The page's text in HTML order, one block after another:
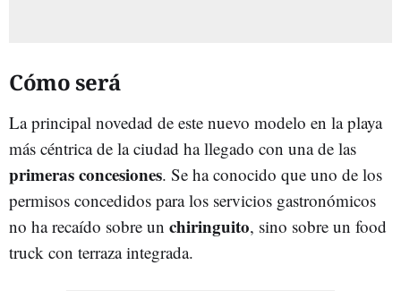
Cómo será
La principal novedad de este nuevo modelo en la playa
más céntrica de la ciudad ha llegado con una de las
primeras concesiones. Se ha conocido que uno de los
permisos concedidos para los servicios gastronómicos
no ha recaído sobre un chiringuito, sino sobre un food
truck con terraza integrada.